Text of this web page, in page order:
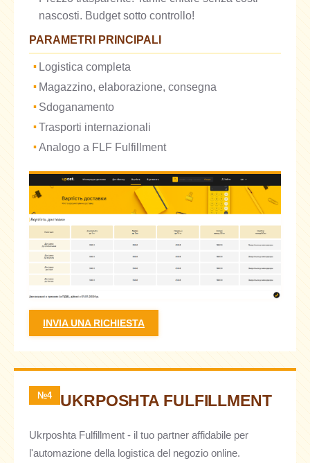
nascosti. Budget sotto controllo!
PARAMETRI PRINCIPALI
Logistica completa
Magazzino, elaborazione, consegna
Sdoganamento
Trasporti internazionali
Analogo a FLF Fulfillment
INVIA UNA RICHIESTA
№4 UKRPOSHTA FULFILLMENT
Ukrposhta Fulfillment - il tuo partner affidabile per
l'automazione della logistica del negozio online.